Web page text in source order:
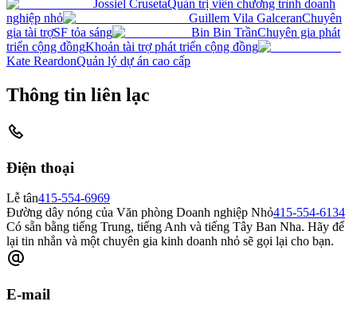
Jossiel CrusetaQuản trị viên chương trình doanh
nghiệp nhỏ
Guillem Vila GalceranChuyên
gia tài trợSF tỏa sáng Bin Bin TrầnChuyên gia phát
triển cộng đồngKhoản tài trợ phát triển cộng đồng
Kate ReardonQuản lý dự án cao cấp
Thông tin liên lạc
Điện thoại
Lễ tân415-554-6969
Đường dây nóng của Văn phòng Doanh nghiệp Nhỏ415-554-6134
Có sẵn bằng tiếng Trung, tiếng Anh và tiếng Tây Ban Nha. Hãy để
lại tin nhắn và một chuyên gia kinh doanh nhỏ sẽ gọi lại cho bạn.
E-mail